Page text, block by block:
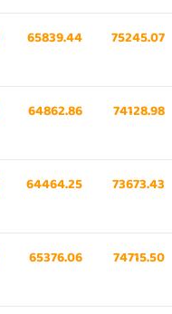
75245.07
65839.44
74128.98
64862.86
73673.43
64464.25
74715.50
65376.06